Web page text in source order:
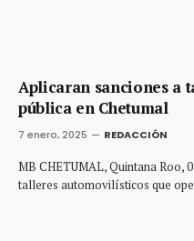
Aplicaran sanciones a
pública en Chetumal
7 enero, 2025 REDACCIÓN
MB CHETUMAL, Quintana Roo,
talleres automovilísticos que